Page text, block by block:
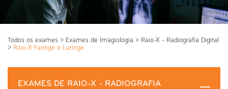
Todos os exames > Exames de Imagiologia > Raio-X - Radiografia Digital
> Raio-X Faringe e Laringe
EXAMES DE RAIO-X - RADIOGRAFIA